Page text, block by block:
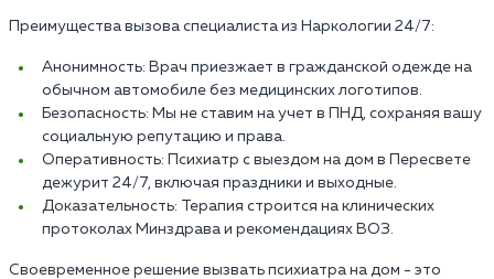
Преимущества вызова специалиста из Наркологии 24/7:
Анонимность: Врач приезжает в гражданской одежде на
обычном автомобиле без медицинских логотипов.
Безопасность: Мы не ставим на учет в ПНД, сохраняя вашу
социальную репутацию и права.
Оперативность: Психиатр с выездом на дом в Пересвете
дежурит 24/7, включая праздники и выходные.
Доказательность: Терапия строится на клинических
протоколах Минздрава и рекомендациях ВОЗ.
Своевременное решение вызвать психиатра на дом - это